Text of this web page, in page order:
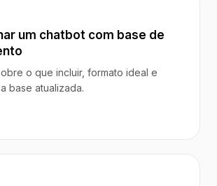
um chatbot com base de
o que incluir, formato ideal e
base atualizada.